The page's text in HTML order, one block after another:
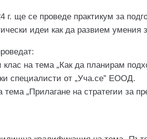
г. ще се проведе практикум за
идеи как да развием умения
клас на тема „Как да планирам
специалисти от „Уча.се” ЕООД.
„Прилагане на стратегии за